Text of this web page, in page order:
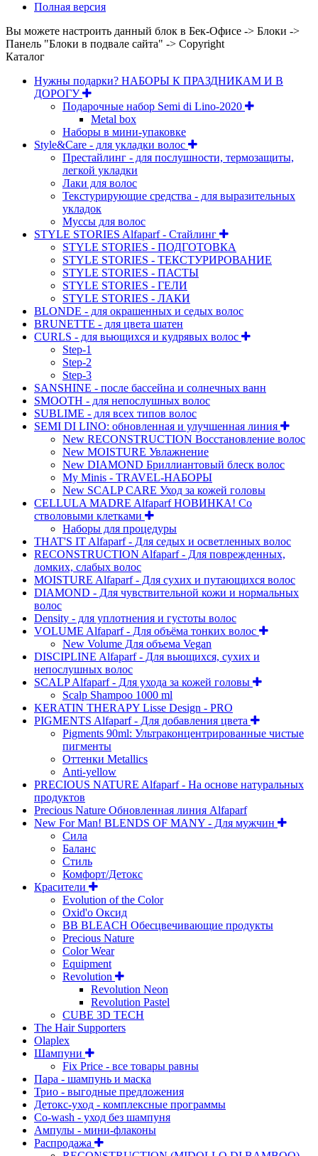
Полная версия
Вы можете настроить данный блок в Бек-Офисе -> Блоки ->
Панель "Блоки в подвале сайта" -> Copyright
Каталог
Нужны подарки? НАБОРЫ К ПРАЗДНИКАМ И В
ДОРОГУ
Подарочные набор Semi di Lino-2020
Metal box
Наборы в мини-упаковке
Style&Care - для укладки волос
Престайлинг - для послушности, термозащиты,
легкой укладки
Лаки для волос
Текстурирующие средства - для выразительных
укладок
Муссы для волос
STYLE STORIES Alfaparf - Стайлинг
STYLE STORIES - ПОДГОТОВКА
STYLE STORIES - ТЕКСТУРИРОВАНИЕ
STYLE STORIES - ПАСТЫ
STYLE STORIES - ГЕЛИ
STYLE STORIES - ЛАКИ
BLONDE - для окрашенных и седых волос
BRUNETTE - для цвета шатен
CURLS - для вьющихся и кудрявых волос
Step-1
Step-2
Step-3
SANSHINE - после бассейна и солнечных ванн
SMOOTH - для непослушных волос
SUBLIME - для всех типов волос
SEMI DI LINO: обновленная и улучшенная линия
New RECONSTRUCTION Восстановление волос
New MOISTURE Увлажнение
New DIAMOND Бриллиантовый блеск волос
My Minis - TRAVEL-НАБОРЫ
New SCALP CARE Уход за кожей головы
CELLULA MADRE Alfaparf НОВИНКА! Со
стволовыми клетками
Наборы для процедуры
THAT'S IT Alfaparf - Для седых и осветленных волос
RECONSTRUCTION Alfaparf - Для поврежденных,
ломких, слабых волос
MOISTURE Alfaparf - Для сухих и путающихся волос
DIAMOND - Для чувствительной кожи и нормальных
волос
Density - для уплотнения и густоты волос
VOLUME Alfaparf - Для объёма тонких волос
New Volume Для объема Vegan
DISCIPLINE Alfaparf - Для вьющихся, сухих и
непослушных волос
SCALP Alfaparf - Для ухода за кожей головы
Scalp Shampoo 1000 ml
KERATIN THERAPY Lisse Design - PRO
PIGMENTS Alfaparf - Для добавления цвета
Pigments 90ml: Ультраконцентрированные чистые
пигменты
Оттенки Metallics
Anti-yellow
PRECIOUS NATURE Alfaparf - На основе натуральных
продуктов
Precious Nature Обновленная линия Alfaparf
New For Man! BLENDS OF MANY - Для мужчин
Сила
Баланс
Стиль
Комфорт/Детокс
Красители
Evolution of the Color
Oxid'o Оксид
BB BLEACH Обесцвечивающие продукты
Precious Nature
Color Wear
Equipment
Revolution
Revolution Neon
Revolution Pastel
CUBE 3D TECH
The Hair Supporters
Olaplex
Шампуни
Fix Price - все товары равны
Пара - шампунь и маска
Трио - выгодные предложения
Детокс-уход - комплексные программы
Co-wash - уход без шампуня
Ампулы - мини-флаконы
Распродажа